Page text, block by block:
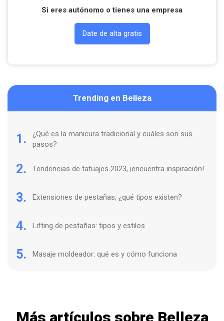
Si eres autónomo o tienes una empresa
Date de alta gratis
Trending en Belleza
1.
¿Qué es la manicura tradicional y cuáles son sus
pasos?
2. Tendencias de tatuajes 2023, ¡encuentra inspiración!
3. Extensiones de pestañas, ¿qué tipos existen?
4. Lifting de pestañas: tipos y estilos
5. Masaje moldeador: qué es y cómo funciona
Más artículos sobre Belleza